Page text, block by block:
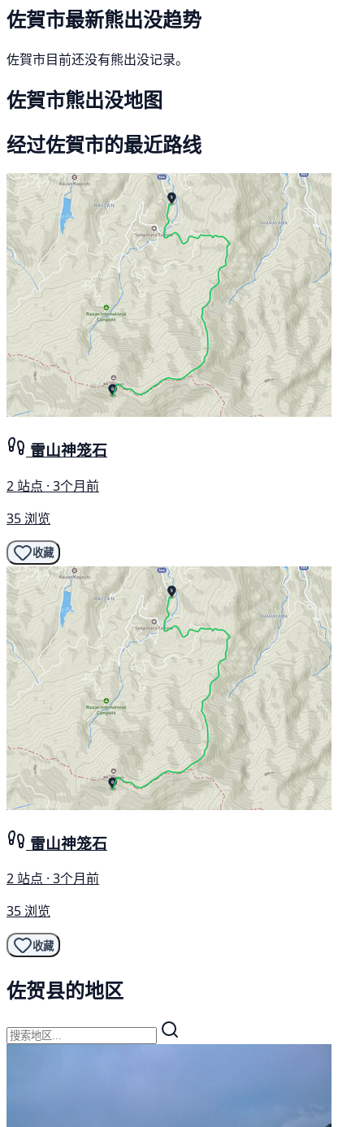
佐賀市最新熊出没趋势
佐賀市目前还没有熊出没记录。
佐賀市熊出没地图
经过佐賀市的最近路线
雷山神笼石
2 站点 · 3个月前
35 浏览
收藏
雷山神笼石
2 站点 · 3个月前
35 浏览
收藏
佐贺县的地区